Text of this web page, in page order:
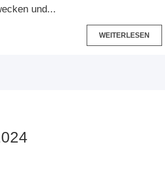
und...
WEITERLESEN